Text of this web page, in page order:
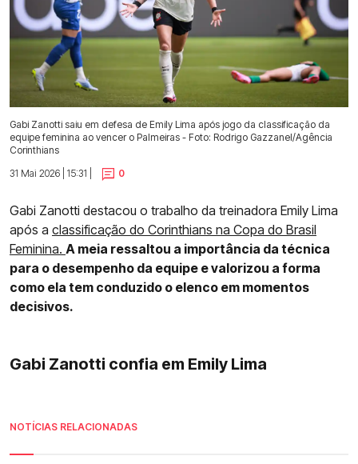
Gabi Zanotti saiu em defesa de Emily Lima após jogo da classificação da
equipe feminina ao vencer o Palmeiras - Foto: Rodrigo Gazzanel/Agência
Corinthians
31 Mai 2026 | 15:31 |
0
Gabi Zanotti destacou o trabalho da treinadora Emily Lima
após a classificação do Corinthians na Copa do Brasil
Feminina. A meia ressaltou a importância da técnica
para o desempenho da equipe e valorizou a forma
como ela tem conduzido o elenco em momentos
decisivos.
Gabi Zanotti confia em Emily Lima
NOTÍCIAS RELACIONADAS